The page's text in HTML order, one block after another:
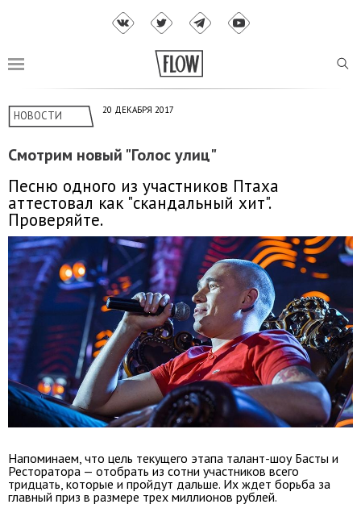
НОВОСТИ 20 ДЕКАБРЯ 2017
Смотрим новый "Голос улиц"
Песню одного из участников Птаха
аттестовал как "скандальный хит".
Проверяйте.
Напоминаем, что цель текущего этапа талант-шоу Басты и
Ресторатора — отобрать из сотни участников всего
тридцать, которые и пройдут дальше. Их ждет борьба за
главный приз в размере трех миллионов рублей.